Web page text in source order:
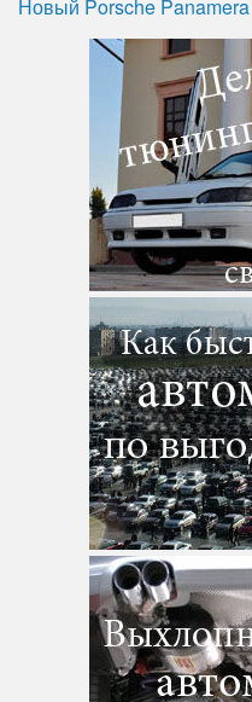
Новый Porsche Panamera